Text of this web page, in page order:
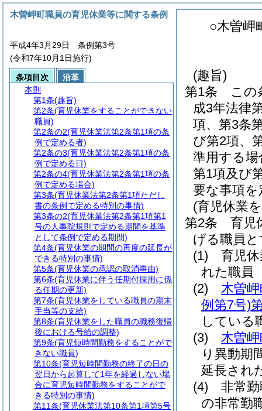
○木曽岬
(趣旨)
第1条
この
成3年法律
項、第3条
び第2項、
準用する
第1項及び
要な事項
(育児休業
第2条
育児
げる職員
(1)
育児
れた職員
(2)
木曽
例第7号)
している
(3)
木曽
り異動期
延長され
(4)
非常
の非常勤
木曽岬町職員の育児休業等に関する条例
平成4年3月29日 条例第3号
(令和7年10月1日施行)
条項目次
沿革
本則
第1条(趣旨)
第2条(育児休業をすることができない
職員)
第2条の2(育児休業法第2条第1項の条
例で定める者)
第2条の3(育児休業法第2条第1項の条
例で定める日)
第2条の4(育児休業法第2条第1項の条
例で定める場合)
第3条(育児休業法第2条第1項ただし
書の条例で定める特別の事情)
第3条の2(育児休業法第2条第1項第1
号の人事院規則で定める期間を基準
として条例で定める期間)
第4条(育児休業の期間の再度の延長が
できる特別の事情)
第5条(育児休業の承認の取消事由)
第6条(育児休業に伴う任期付採用に係
る任期の更新)
第7条(育児休業をしている職員の期末
手当等の支給)
第8条(育児休業をした職員の職務復帰
後における号給の調整)
第9条(育児短時間勤務をすることがで
きない職員)
第10条(育児短時間勤務の終了の日の
翌日から起算して1年を経過しない場
合に育児短時間勤務をすることがで
きる特別の事情)
第11条(育児休業法第10条第1項第5号